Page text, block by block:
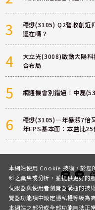
3
穩懋(3105) Q2營收創近
還在嗎？
4
大立光(3008)啟動大陽
合布局
5 網通機會別錯過！中磊
6
穩懋(3105)一年暴漲7倍
年EPS基本面：本益比25
客服 討論區粉
本網站使用 Cookie 技術，於您
料之彙集或分析，並提供更好的
伺服器與使用者瀏覽器溝通的技
覽器功能項中設定隱私權等級
本網站之部分或全部功能無法正